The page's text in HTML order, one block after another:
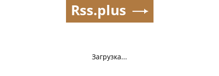
Загрузка...
Rss.plus